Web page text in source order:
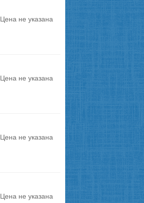
Цена не указана
Цена не указана
Цена не указана
Цена не указана